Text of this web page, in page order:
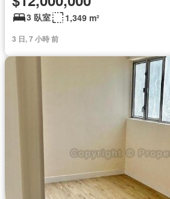
3 臥室 1,349 m²
3 日, 7 小時 前